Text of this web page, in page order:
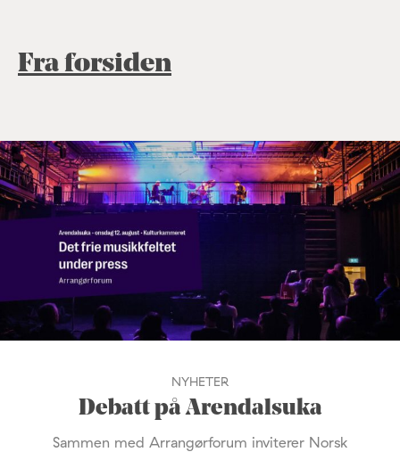
Fra forsiden
NYHETER
Debatt på Arendalsuka
Sammen med Arrangørforum inviterer Norsk